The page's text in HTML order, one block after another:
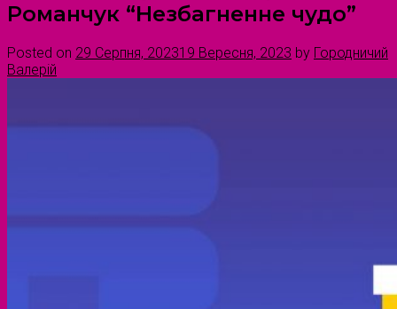
Романчук “Незбагненне чудо”
Posted on 29 Серпня, 202319 Вересня, 2023 by Городничий
Валерій